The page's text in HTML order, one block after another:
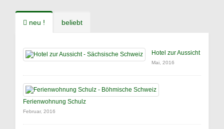
neu ! beliebt
Hotel zur Aussicht
Mai, 2016
Ferienwohnung Schulz
Februar, 2016